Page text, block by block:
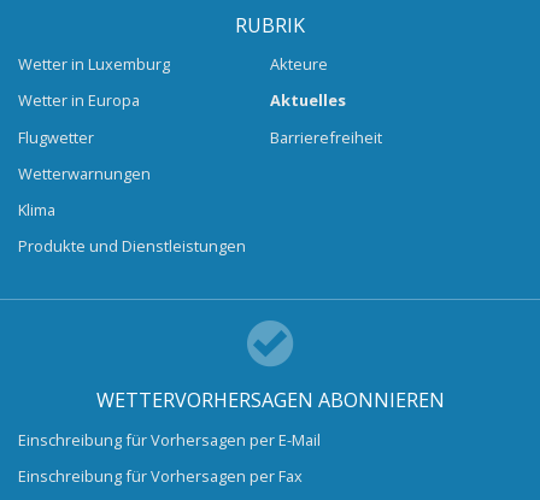
RUBRIK
Wetter in Luxemburg
Wetter in Europa
Flugwetter
Wetterwarnungen
Klima
Produkte und Dienstleistungen
Akteure
Aktuelles
Barrierefreiheit
WETTERVORHERSAGEN ABONNIEREN
Einschreibung für Vorhersagen per E-Mail
Einschreibung für Vorhersagen per Fax